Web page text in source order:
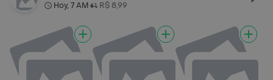
Hoy, 7 AM• R$ 8,99